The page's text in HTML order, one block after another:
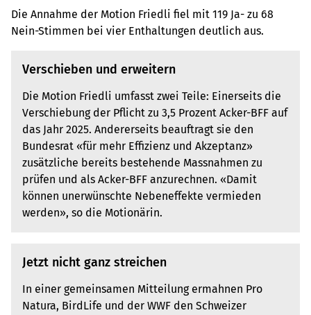
Die Annahme der Motion Friedli fiel mit 119 Ja- zu 68
Nein-Stimmen bei vier Enthaltungen deutlich aus.
Verschieben und erweitern
Die Motion Friedli umfasst zwei Teile: Einerseits die
Verschiebung der Pflicht zu 3,5 Prozent Acker-BFF auf
das Jahr 2025. Andererseits beauftragt sie den
Bundesrat «für mehr Effizienz und Akzeptanz»
zusätzliche bereits bestehende Massnahmen zu
prüfen und als Acker-BFF anzurechnen. «Damit
können unerwünschte Nebeneffekte vermieden
werden», so die Motionärin.
Jetzt nicht ganz streichen
In einer gemeinsamen Mitteilung ermahnen Pro
Natura, BirdLife und der WWF den Schweizer